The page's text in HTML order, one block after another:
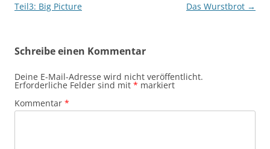
Teil3: Big Picture
Das Wurstbrot →
Schreibe einen Kommentar
Deine E-Mail-Adresse wird nicht veröffentlicht.
Erforderliche Felder sind mit * markiert
Kommentar *